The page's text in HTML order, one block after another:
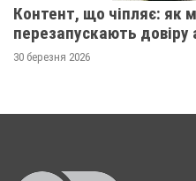
Контент, що чіпляє: як
перезапускають довіру
30 березня 2026